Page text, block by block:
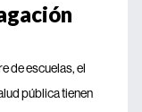
de escuelas, el
pública tienen